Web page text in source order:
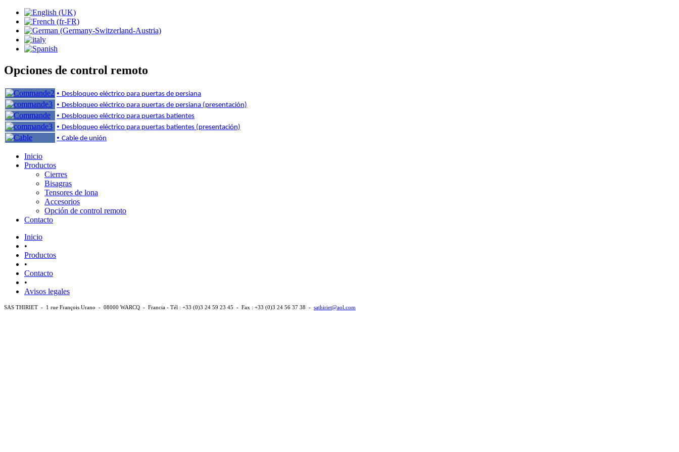
Opciones de control remoto
• Desbloqueo eléctrico para puertas de persiana
• Desbloqueo eléctrico para puertas de persiana (presentación)
• Desbloqueo eléctrico para puertas batientes
• Desbloqueo eléctrico para puertas batientes (presentación)
• Cable de unión
Inicio
Productos
Cierres
Bisagras
Tensores de lona
Accesorios
Opción de control remoto
Contacto
Inicio
•
Productos
•
Contacto
•
Avisos legales
SAS THIRIET - 1 rue François Urano - 08000 WARCQ - Francia - Tél : +33 (0)3 24 59 23 45 - Fax : +33 (0)3 24 56 37 38 - sathiriet@aol.com